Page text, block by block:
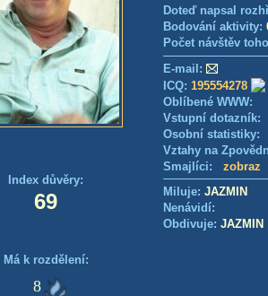
Index důvěry:
69
Má k rozdělení:
8
Doteď napsal
Bodování aktivity:
Počet návštěv
E-mail:
ICQ: 195554278
Oblíbené WWW:
Vstupní
Osobní
Vztahy na
Smajlíci: zobraz
Miluje: JAZMIN
Nenávidí:
Obdivuje: JAZMIN